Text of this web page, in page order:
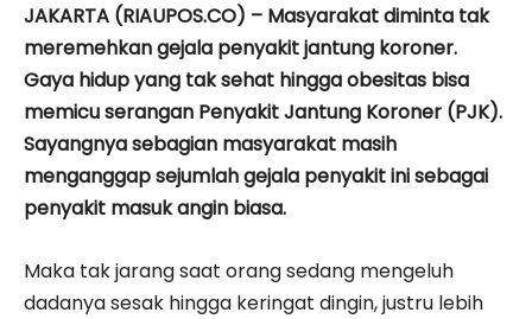
JAKARTA (RIAUPOS.CO) – Masyarakat diminta tak
meremehkan gejala penyakit jantung koroner.
Gaya hidup yang tak sehat hingga obesitas bisa
memicu serangan Penyakit Jantung Koroner (PJK).
Sayangnya sebagian masyarakat masih
menganggap sejumlah gejala penyakit ini sebagai
penyakit masuk angin biasa.
Maka tak jarang saat orang sedang mengeluh
dadanya sesak hingga keringat dingin, justru lebih